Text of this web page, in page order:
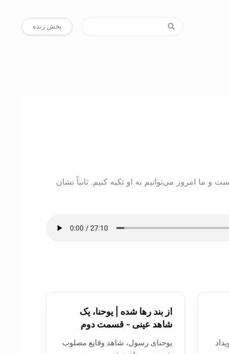
پخش زنده
ما امروز می‌توانیم به او تکیه کنیم. ثانیاً نشان
از بند رها شده | يوحنا، يک
شاهد عينی - قسمت دوم
يوحنای رسول، شاهد وقايع مصلوب